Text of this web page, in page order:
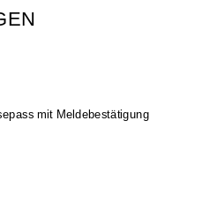
mit Meldebestätigung